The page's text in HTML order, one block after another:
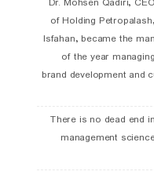
of Holding Petropalash,
Isfahan, became the man
of the year managing
brand development and
There is no dead end in
management